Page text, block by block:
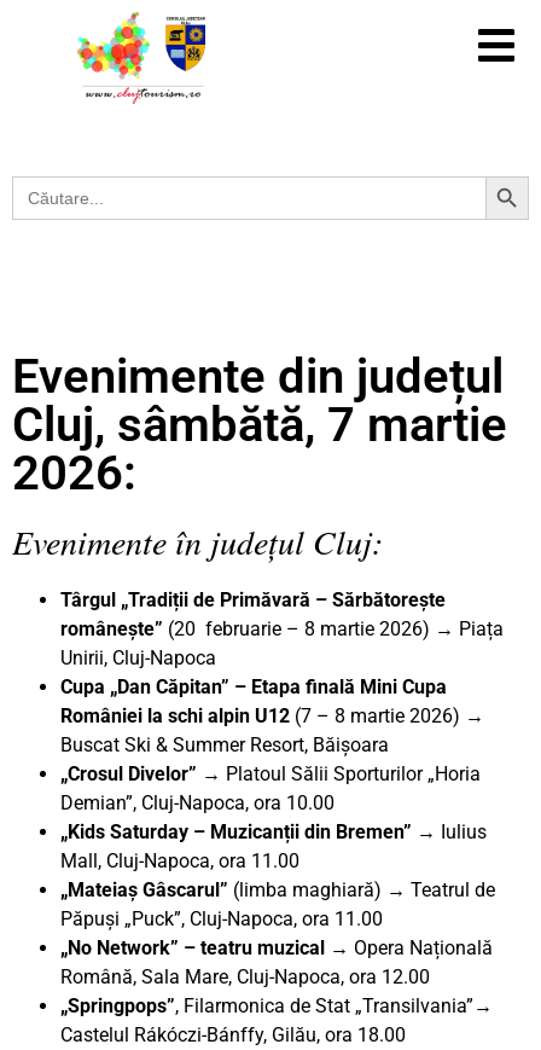
Search
for:
Search Button
Evenimente din județul
Cluj, sâmbătă, 7 martie
2026:
Evenimente în județul Cluj:
Târgul „Tradiții de Primăvară – Sărbătorește
românește” (20 februarie – 8 martie 2026) → Piața
Unirii, Cluj-Napoca
Cupa „Dan Căpitan” – Etapa finală Mini Cupa
României la schi alpin U12 (7 – 8 martie 2026) →
Buscat Ski & Summer Resort, Băișoara
„Crosul Divelor” → Platoul Sălii Sporturilor „Horia
Demian”, Cluj-Napoca, ora 10.00
„Kids Saturday – Muzicanții din Bremen” → Iulius
Mall, Cluj-Napoca, ora 11.00
„Mateiaș Gâscarul” (limba maghiară) → Teatrul de
Păpuși „Puck”, Cluj-Napoca, ora 11.00
„No Network” – teatru muzical → Opera Națională
Română, Sala Mare, Cluj-Napoca, ora 12.00
„Springpops”, Filarmonica de Stat „Transilvania” →
Castelul Rákóczi-Bánffy, Gilău, ora 18.00